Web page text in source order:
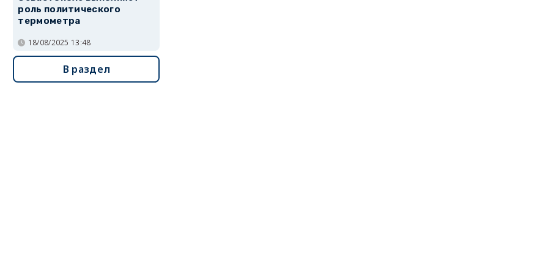
роль политического
термометра
18/08/2025 13:48
В раздел